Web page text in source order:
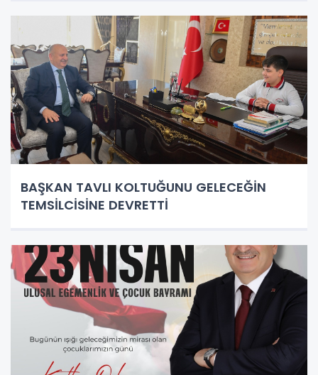
BAŞKAN TAVLI KOLTUĞUNU GELECEĞİN
TEMSİLCİSİNE DEVRETTİ